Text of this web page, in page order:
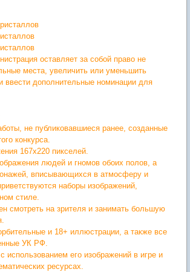
оставляет за собой право не
места, увеличить или уменьшить
ввести дополнительные номинации для
не публиковавшиеся ранее, созданные
конкурса.
167х220 пикселей.
людей и гномов обоих полов, а
вписывающихся в атмосферу и
наборы изображений,
стиле.
смотреть на зрителя и занимать большую
и 18+ иллюстрации, а также все
УК РФ.
использованием его изображений в игре и
ресурсах.